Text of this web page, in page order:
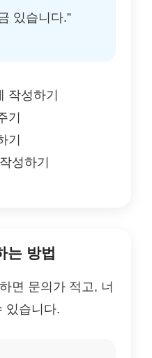
있습니다.”
작성하기
기
기
성하기
는 방법
면 문의가 적고, 너
있습니다.